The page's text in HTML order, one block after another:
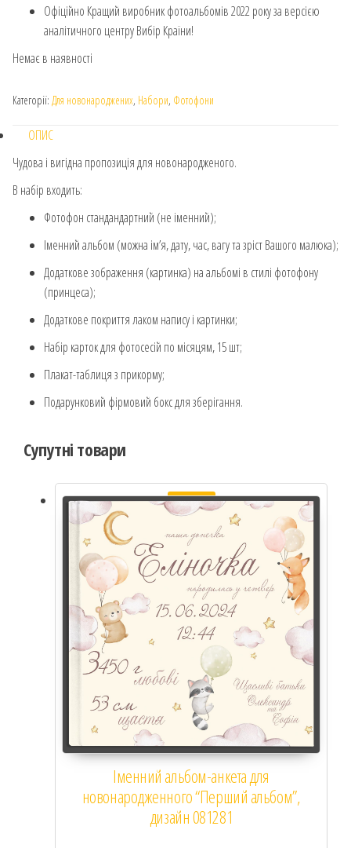
Офіційно Кращий виробник фотоальбомів 2022 року за версією
аналітичного центру Вибір Країни!
Немає в наявності
Категорії: Для новонароджених, Набори, Фотофони
ОПИС
Чудова і вигідна пропозиція для новонародженого.
В набір входить:
Фотофон стандандартний (не іменний);
Іменний альбом (можна ім’я, дату, час, вагу та зріст Вашого малюка);
Додаткове зображення (картинка) на альбомі в стилі фотофону
(принцеса);
Додаткове покриття лаком напису і картинки;
Набір карток для фотосесій по місяцям, 15 шт;
Плакат-таблиця з прикорму;
Подарунковий фірмовий бокс для зберігання.
Супутні товари
Розпродаж!
Іменний альбом-анкета для
новонародженного “Перший альбом”,
дизайн 081281